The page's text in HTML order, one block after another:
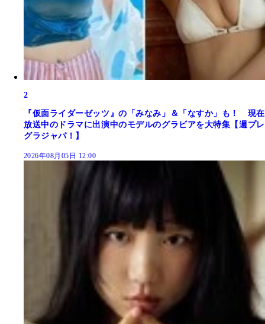
2
『仮面ライダーゼッツ』の「みなみ」＆「なすか」も！ 現在
放送中のドラマに出演中のモデルのグラビアを大特集【週プレ
グラジャパ！】
2026年08月05日 12:00